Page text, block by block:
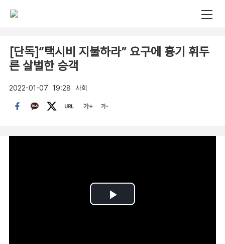
[단독]“택시비 지불하라” 요구에 흉기 휘두
른 살벌한 승객
2022-01-07 19:28 사회